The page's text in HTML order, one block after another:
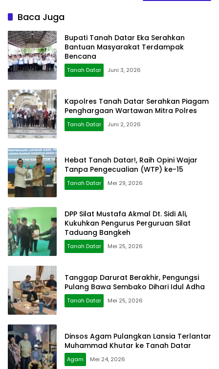
Baca Juga
Bupati Tanah Datar Eka Serahkan
Bantuan Masyarakat Terdampak
Bencana
Tanah Datar Juni 3, 2026
Kapolres Tanah Datar Serahkan Piagam
Penghargaan Wartawan Mitra Polres
Tanah Datar Juni 2, 2026
Hebat Tanah Datar!, Raih Opini Wajar
Tanpa Pengecualian (WTP) ke-15
Tanah Datar Mei 29, 2026
DPP Silat Mustafa Akmal Dt. Sidi Ali,
Kukuhkan Pengurus Perguruan Silat
Taduang Bangkeh
Tanah Datar Mei 25, 2026
Tanggap Darurat Berakhir, Pengungsi
Pulang Bawa Sembako Dihari Idul Adha
Tanah Datar Mei 25, 2026
Dinsos Agam Pulangkan Lansia Terlantar
Muhammad Khutar ke Tanah Datar
Agam Mei 24, 2026